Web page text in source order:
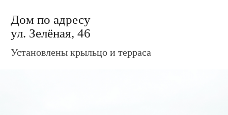
Дом по адресу
ул. Зелёная, 48а